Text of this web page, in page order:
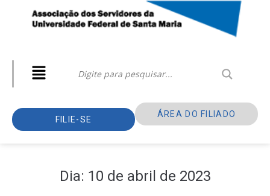
FILIE-SE
ÁREA DO FILIADO
Dia: 10 de abril de 2023